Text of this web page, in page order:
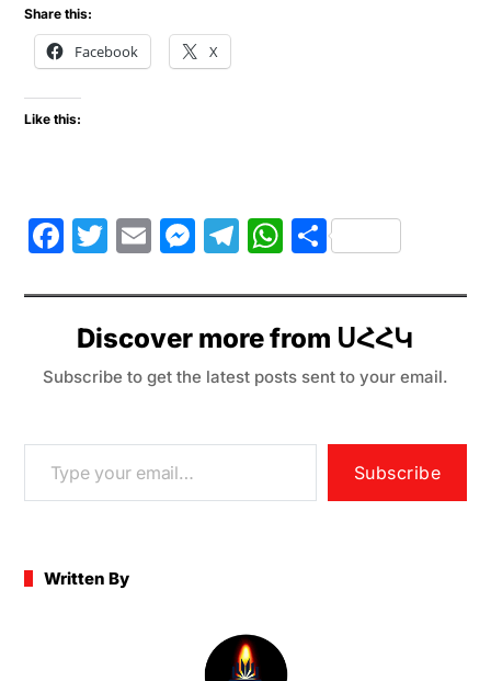
Share this:
Facebook X
Like this:
F
c
e
b
o
k
T
itt
er
E
ai
l
M
s
s
e
g
T
e
gr
a
W
at
s
A
p
S
ar
e
Discover more from ՍՀՀԿ
Subscribe to get the latest posts sent to your email.
Subscribe
Written By